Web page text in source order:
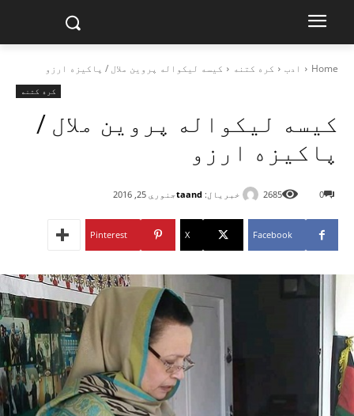
Home ادب کره کتنه کیسه لیکواله پروین ملال / پاکیزه ارزو
کره کتنه
کیسه لیکواله پروین ملال /
پاکیزه ارزو
خبریال: taandجنوري 25, 2016 0
2685
Facebook
X
Pinterest